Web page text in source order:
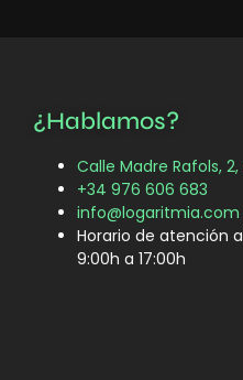
¿Hablamos?
Calle Madre Rafols,
+34 976 606 683
info@logaritmia.com
Horario de atención
9:00h a 17:00h